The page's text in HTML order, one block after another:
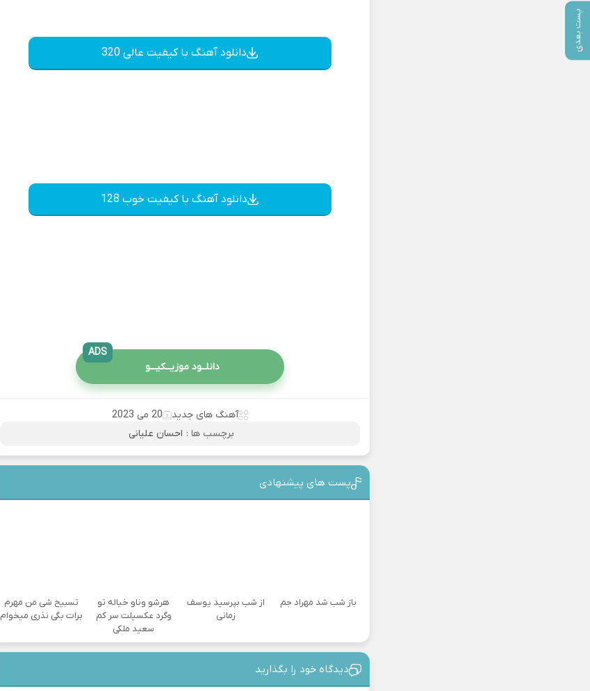
پست بعدی
دانلود آهنگ با کیفیت عالی 320
دانلود آهنگ با کیفیت خوب 128
دانلــود موزیــکیـــو
ADS
آهنگ های جدید
20 می 2023
برچسب ها : احسان علیانی
پست های پیشنهادی
باز شب شد مهراد جم
از شب بپرسید یوسف
زمانی
هرشو وناو خیاله تو
وگرد عکسیلت سر کم
سعید ملکی
تسبیح شی من مهرم
برات بگی نذری میخوام
دیدگاه خود را بگذارید